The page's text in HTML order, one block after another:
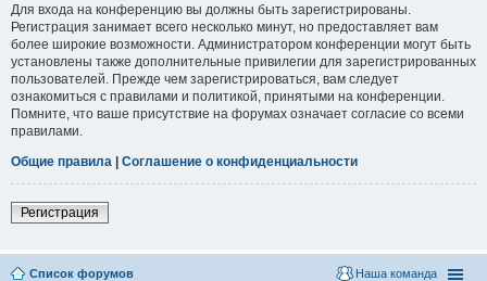
Для входа на конференцию вы должны быть зарегистрированы.
Регистрация занимает всего несколько минут, но предоставляет вам
более широкие возможности. Администратором конференции могут быть
установлены также дополнительные привилегии для зарегистрированных
пользователей. Прежде чем зарегистрироваться, вам следует
ознакомиться с правилами и политикой, принятыми на конференции.
Помните, что ваше присутствие на форумах означает согласие со всеми
правилами.
Общие правила | Соглашение о конфиденциальности
Регистрация
Список форумов Наша команда